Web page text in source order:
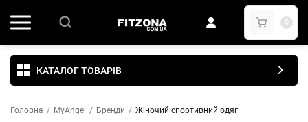
0
КАТАЛОГ ТОВАРІВ
Головна / MyAngel / Бренди / Жіночий спортивний одяг